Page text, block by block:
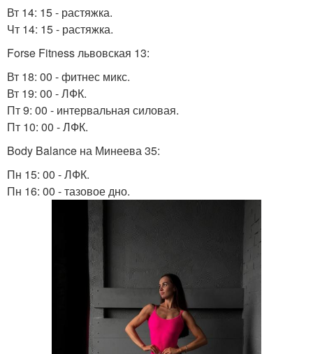
Вт 14: 15 - растяжка.
Чт 14: 15 - растяжка.
Forse Fitness львовская 13:
Вт 18: 00 - фитнес микс.
Вт 19: 00 - ЛФК.
Пт 9: 00 - интервальная силовая.
Пт 10: 00 - ЛФК.
Body Balance на Минеева 35:
Пн 15: 00 - ЛФК.
Пн 16: 00 - тазовое дно.